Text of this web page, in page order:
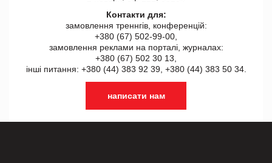
Контакти для:
замовлення треннгів, конференцій:
+380 (67) 502-99-00,
замовлення реклами на порталі, журналах:
+380 (67) 502 30 13,
інші питання: +380 (44) 383 92 39, +380 (44) 383 50 34.
написати нам